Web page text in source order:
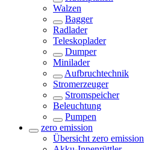
Walzen
Bagger
Radlader
Teleskoplader
Dumper
Minilader
Aufbruchtechnik
Stromerzeuger
Stromspeicher
Beleuchtung
Pumpen
zero emission
Übersicht zero emission